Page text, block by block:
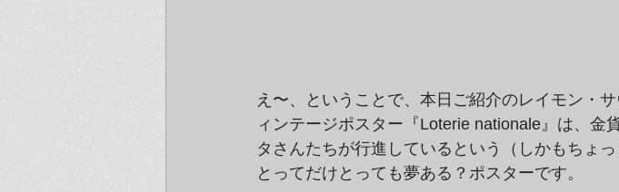
え〜、ということで、本日ご紹介のレイモン・
ィンテージポスター『Loterie nationale』は、金
タさんたちが行進しているという（しかもちょ
とってだけとっても夢ある？ポスターです。